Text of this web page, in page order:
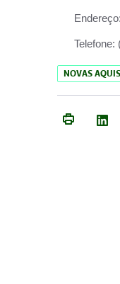
Endereço:
Telefone:
NOVAS